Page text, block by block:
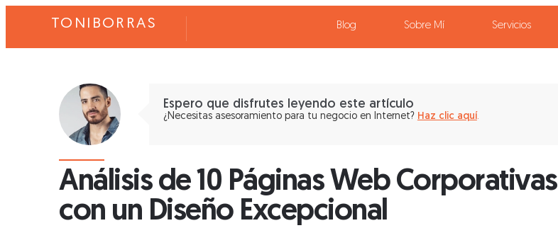
TONIBORRAS Blog Sobre Mí Servicios
Espero que disfrutes leyendo este artículo
¿Necesitas asesoramiento para tu negocio en Internet? Haz clic aquí.
Análisis de 10 Páginas Web Corporativas
con un Diseño Excepcional